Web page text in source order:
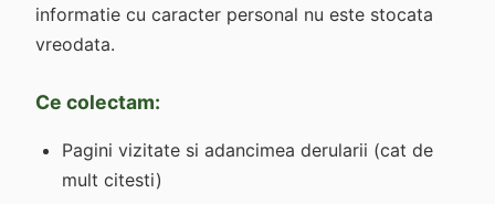
informatie cu caracter personal nu este stocata
vreodata.
Ce colectam:
Pagini vizitate si adancimea derularii (cat de
mult citesti)